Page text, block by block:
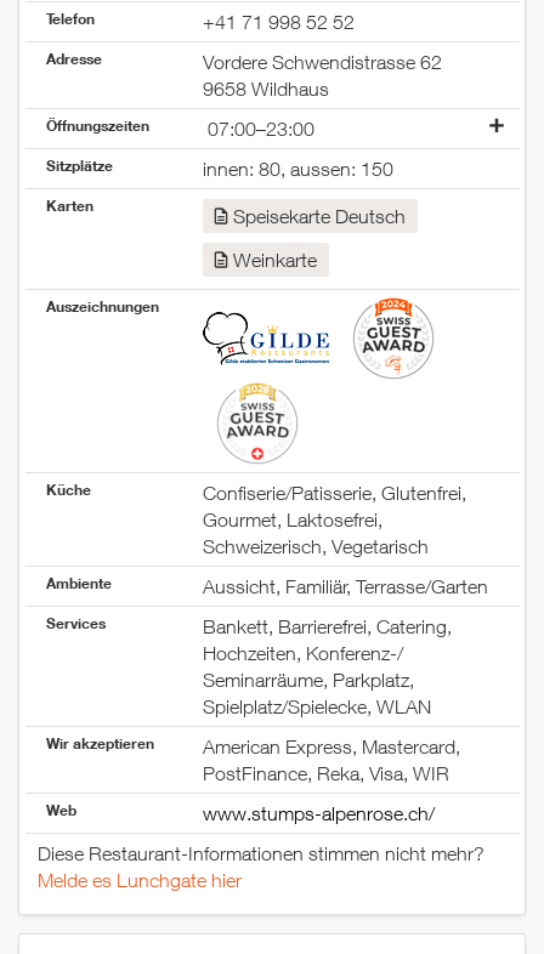
Telefon +41 71 998 52 52
Adresse
Vordere Schwendistrasse 62
9658 Wildhaus
Öffnungszeiten
07:00–23:00
Montag
Mittwoch
Samstag
Sonntag
07:00–23:00
07:00–23:00
07:00–23:00
07:00–23:00
07:00–23:00
07:00–23:00
Sitzplätze innen: 80, aussen: 150
Karten
Speisekarte Deutsch
Weinkarte
Auszeichnungen
Küche
Confiserie/Patisserie, Glutenfrei,
Gourmet, Laktosefrei,
Schweizerisch, Vegetarisch
Ambiente Aussicht, Familiär, Terrasse/Garten
Services
Bankett, Barrierefrei, Catering,
Hochzeiten, Konferenz-/
Seminarräume, Parkplatz,
Spielplatz/Spielecke, WLAN
Wir akzeptieren
American Express, Mastercard,
PostFinance, Reka, Visa, WIR
Web
www.stumps-alpenrose.ch/
Diese Restaurant-Informationen stimmen nicht mehr?
Melde es Lunchgate hier